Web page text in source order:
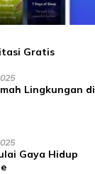
Gratis
Lingkungan di
Gaya Hidup